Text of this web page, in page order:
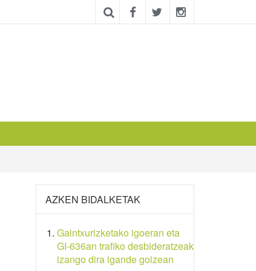
AZKEN BIDALKETAK
Gaintxurizketako igoeran eta
GI-636an trafiko desbideratzeak
izango dira igande goizean